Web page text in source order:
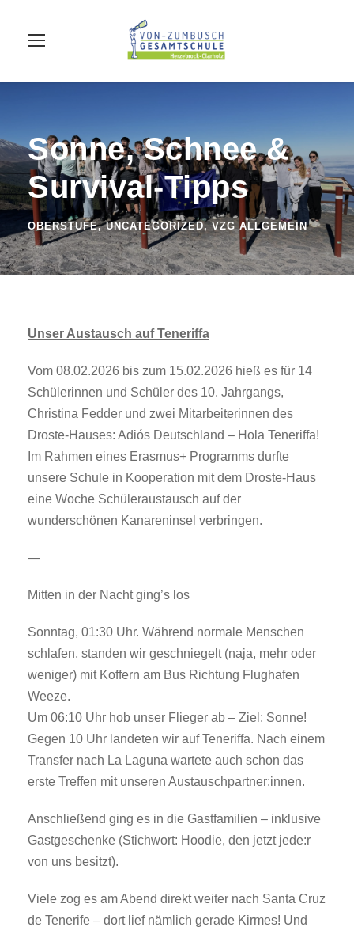
Sonne, Schnee &
Survival-Tipps
OBERSTUFE, UNCATEGORIZED, VZG ALLGEMEIN
Unser Austausch auf Teneriffa
Vom 08.02.2026 bis zum 15.02.2026 hieß es für 14
Schülerinnen und Schüler des 10. Jahrgangs,
Christina Fedder und zwei Mitarbeiterinnen des
Droste-Hauses: Adiós Deutschland – Hola Teneriffa!
Im Rahmen eines Erasmus+ Programms durfte
unsere Schule in Kooperation mit dem Droste-Haus
eine Woche Schüleraustausch auf der
wunderschönen Kanareninsel verbringen.
—
Mitten in der Nacht ging’s los
Sonntag, 01:30 Uhr. Während normale Menschen
schlafen, standen wir geschniegelt (naja, mehr oder
weniger) mit Koffern am Bus Richtung Flughafen
Weeze.
Um 06:10 Uhr hob unser Flieger ab – Ziel: Sonne!
Gegen 10 Uhr landeten wir auf Teneriffa. Nach einem
Transfer nach La Laguna wartete auch schon das
erste Treffen mit unseren Austauschpartner:innen.
Anschließend ging es in die Gastfamilien – inklusive
Gastgeschenke (Stichwort: Hoodie, den jetzt jede:r
von uns besitzt).
Viele zog es am Abend direkt weiter nach Santa Cruz
de Tenerife – dort lief nämlich gerade Kirmes! Und